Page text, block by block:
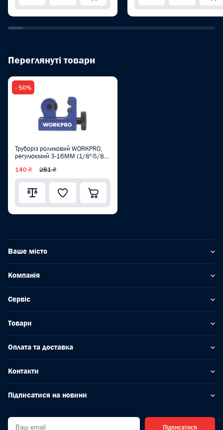
Переглянуті товари
- 50%
Труборіз роликовий WORKPRO,
регулюємий 3-16MM (1/8"-5/8")
140 ₴ 281 ₴
Ваше місто
Компанія
Сервіс
Товари
Оплата та доставка
Контакти
Підписатися на новини
Підписатися